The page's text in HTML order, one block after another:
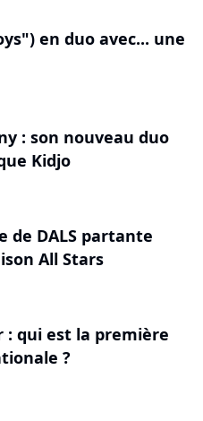
en duo avec... une
: son nouveau duo
Kidjo
de DALS partante
All Stars
: qui est la première
?